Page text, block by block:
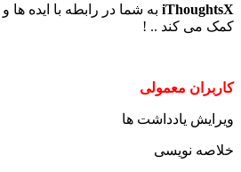
iThoughtsX به شما در رابطه با ایده ها
کمک می کند .. !
کاربران معمولی
ویرایش یادداشت ها
خلاصه نویسی